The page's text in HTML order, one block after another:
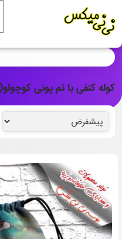
کوله کنفی با تم پونی